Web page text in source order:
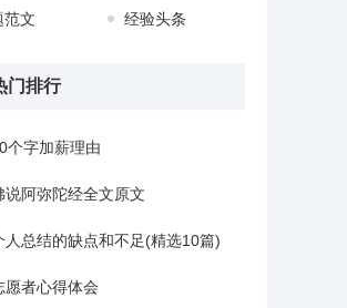
范文 经验头条
门排行
个字加薪理由
说阿弥陀经全文原文
人总结的缺点和不足(精选10篇)
愿者心得体会